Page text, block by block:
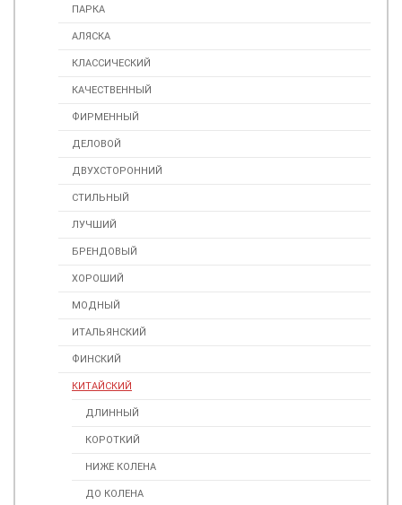
ПАРКА
АЛЯСКА
КЛАССИЧЕСКИЙ
КАЧЕСТВЕННЫЙ
ФИРМЕННЫЙ
ДЕЛОВОЙ
ДВУХСТОРОННИЙ
СТИЛЬНЫЙ
ЛУЧШИЙ
БРЕНДОВЫЙ
ХОРОШИЙ
МОДНЫЙ
ИТАЛЬЯНСКИЙ
ФИНСКИЙ
КИТАЙСКИЙ
ДЛИННЫЙ
КОРОТКИЙ
НИЖЕ КОЛЕНА
ДО КОЛЕНА